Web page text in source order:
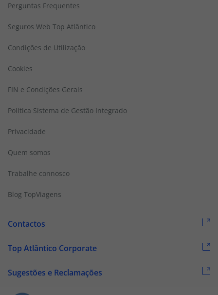
Perguntas Frequentes
Seguros Web Top Atlântico
Condições de Utilização
Cookies
FIN e Condições Gerais
Politica Sistema de Gestão Integrado
Privacidade
Quem somos
Trabalhe connosco
Blog TopViagens
Contactos
Top Atlântico Corporate
Sugestões e Reclamações